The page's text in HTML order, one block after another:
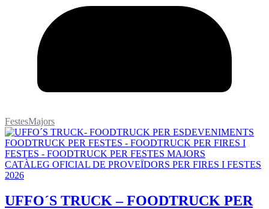
FestesMajors
CATÀLEG OFICIAL DE PROVEÏDORS PER FIRES I FESTES
2026
UFFO´S TRUCK – FOODTRUCK PER